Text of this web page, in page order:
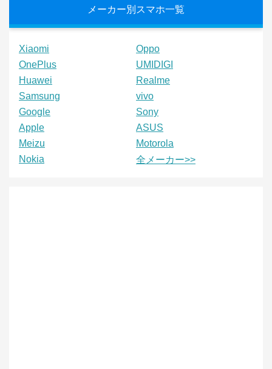
メーカー別スマホ一覧
Xiaomi
Oppo
OnePlus
UMIDIGI
Huawei
Realme
Samsung
vivo
Google
Sony
Apple
ASUS
Meizu
Motorola
Nokia
全メーカー>>